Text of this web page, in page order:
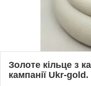
Золоте кільце з
кампанії Ukr-gold.